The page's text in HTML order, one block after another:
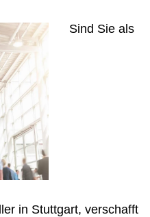
Sind Sie als
in Stuttgart, verschafft